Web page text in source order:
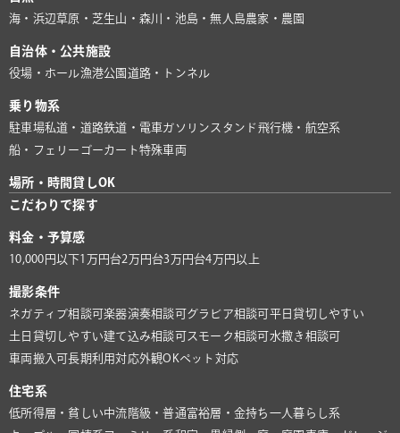
海・浜辺 草原・芝生山・森川・池島・無人島農家・農園
自治体・公共施設
役場・ホール漁港公園 道路・トンネル
乗り物系
駐車場私道・道路鉄道・電車 ガソリンスタンド 飛行機・航空系
船・フェリー ゴーカート特殊車両
場所・時間貸しOK
こだわりで探す
料金・予算感
10,000円以下1万円台2万円台3万円台4万円以上
撮影条件
ネガティブ相談可楽器演奏相談可 グラビア相談可 平日貸切しやすい
土日貸切しやすい建て込み相談可 スモーク相談可 水撒き相談可
車両搬入可長期利用対応外観OKペット対応
住宅系
低所得層・貧しい中流階級・普通富裕層・金持ち 一人暮らし系